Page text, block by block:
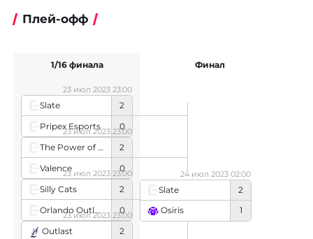
Плей-офф
Slate
2
Pripex Esports
0
23 июл 2023 23:00
The Power of Friendship
2
Valence
0
23 июл 2023 23:00
Silly Cats
2
Orlando Outlaws
0
23 июл 2023 23:00
Outlast
2
23 июл 2023 23:00
1/16 финала
Slate
2
Osiris
1
24 июл 2023 02:00
Финал